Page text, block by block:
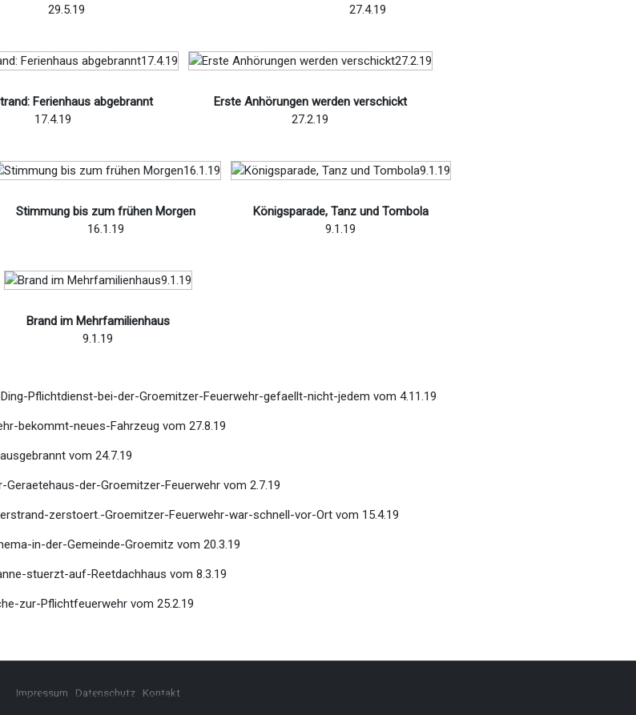
29.5.19
27.4.19
Ferienhaus abgebrannt
17.4.19
Erste Anhörungen werden verschickt
27.2.19
Stimmung bis zum frühen Morgen
16.1.19
Königsparade, Tanz und Tombola
9.1.19
Brand im Mehrfamilienhaus
9.1.19
Pflichtdienst-bei-der-Groemitzer-Feuerwehr-gefaellt-nicht-jedem vom 4.11.19
bekommt-neues-Fahrzeug vom 27.8.19
vom 24.7.19
der-Groemitzer-Feuerwehr vom 2.7.19
zerstoert.-Groemitzer-Feuerwehr-war-schnell-vor-Ort vom 15.4.19
in-der-Gemeinde-Groemitz vom 20.3.19
stuerzt-auf-Reetdachhaus vom 8.3.19
zur-Pflichtfeuerwehr vom 25.2.19
Impressum Datenschutz Kontakt
bei einer Ablehnung womöglich nicht mehr alle Funktionalitäten der Seite zur Verfügung stehen.